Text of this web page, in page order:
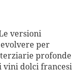
versioni
per
profonde
vini dolci francesi